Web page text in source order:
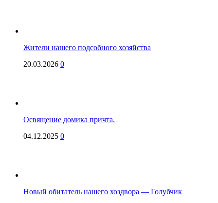
Жители нашего подсобного хозяйства
20.03.2026 0
Освящение домика причта.
04.12.2025 0
Новый обитатель нашего хоздвора — Голубчик